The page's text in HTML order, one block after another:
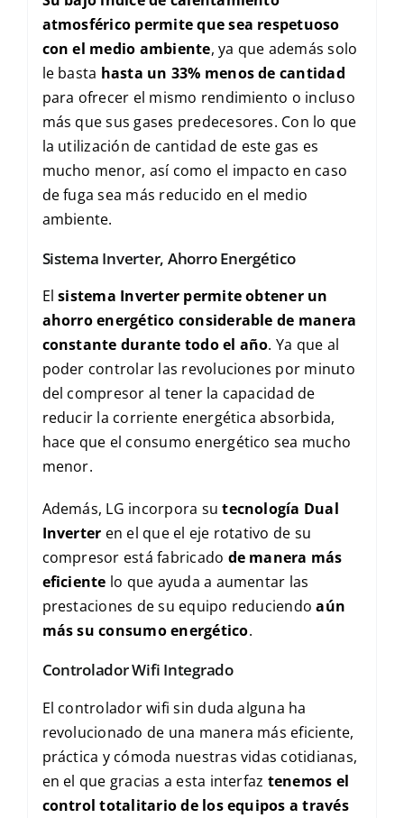
atmosférico permite que sea respetuoso
con el medio ambiente, ya que además solo
le basta hasta un 33% menos de cantidad
para ofrecer el mismo rendimiento o incluso
más que sus gases predecesores. Con lo que
la utilización de cantidad de este gas es
mucho menor, así como el impacto en caso
de fuga sea más reducido en el medio
ambiente.
Sistema Inverter, Ahorro Energético
El sistema Inverter permite obtener un
ahorro energético considerable de manera
constante durante todo el año. Ya que al
poder controlar las revoluciones por minuto
del compresor al tener la capacidad de
reducir la corriente energética absorbida,
hace que el consumo energético sea mucho
menor.
Además, LG incorpora su tecnología Dual
Inverter en el que el eje rotativo de su
compresor está fabricado de manera más
eficiente lo que ayuda a aumentar las
prestaciones de su equipo reduciendoaún
más su consumo energético.
Controlador Wifi Integrado
El controlador wifi sin duda alguna ha
revolucionado de una manera más eficiente,
práctica y cómoda nuestras vidas cotidianas,
en el que gracias a esta interfaz tenemos el
control totalitario de los equipos a través